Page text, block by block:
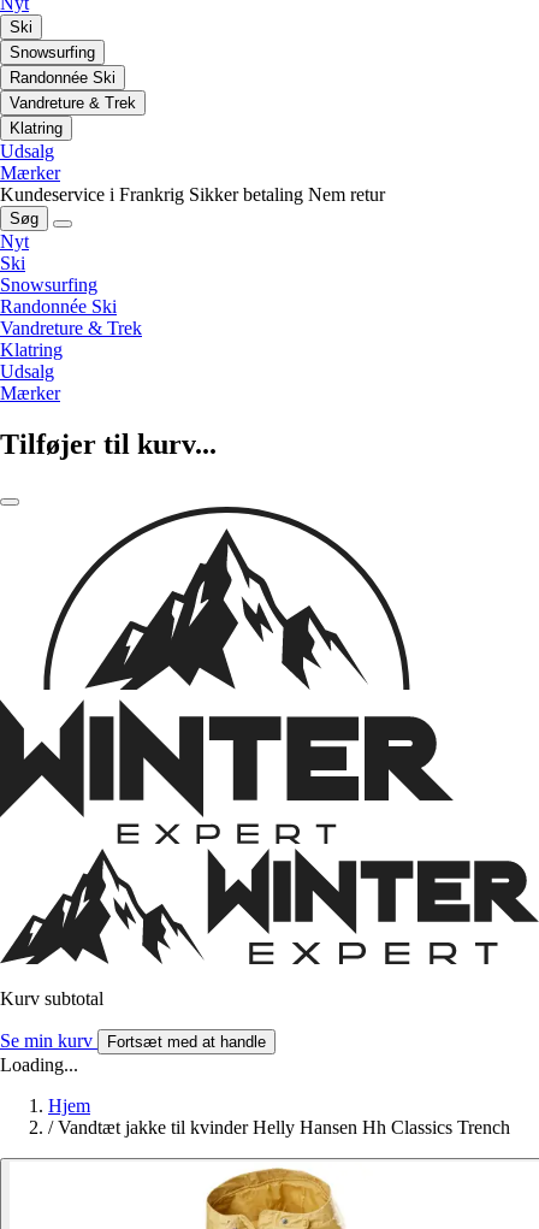
Ski
Snowsurfing
Randonnée Ski
Vandreture & Trek
Klatring
Udsalg
Mærker
Kundeservice i Frankrig Sikker betaling Nem retur
Søg
Nyt
Ski
Snowsurfing
Randonnée Ski
Vandreture & Trek
Klatring
Udsalg
Mærker
Tilføjer til kurv...
Kurv subtotal
Se min kurv Fortsæt med at handle
Loading...
Hjem
/ Vandtæt jakke til kvinder Helly Hansen Hh Classics Trench